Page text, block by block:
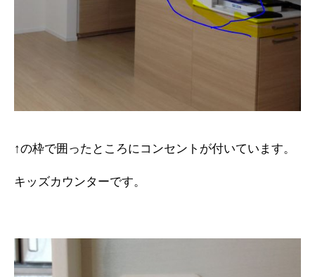
↑の枠で囲ったところにコンセントが付いています。
キッズカウンターです。